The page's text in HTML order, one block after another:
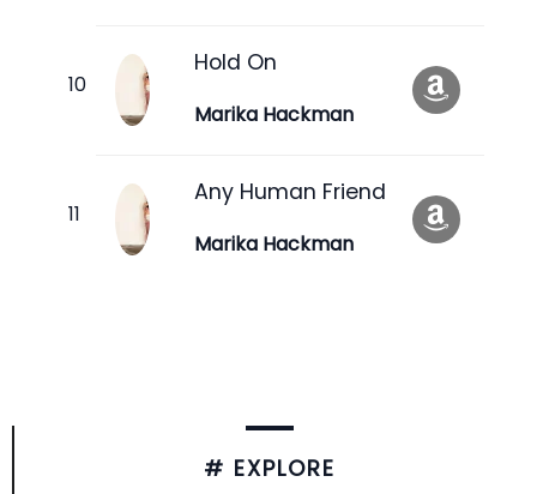
Hold On
Marika Hackman
Any Human Friend
Marika Hackman
# EXPLORE